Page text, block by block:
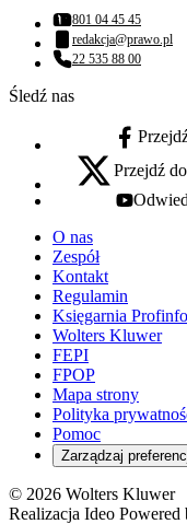
Numer telefonu:
801 04 45 45
Adres email:
redakcja@prawo.pl
Numer telefonu:
22 535 88 00
Śledź nas
facebook -
x - otwiera się w
Przejdź
youtube -
O nas
Zespół
Kontakt
Regulamin
Księgarnia
Wolters Kluwer
FEPI
FPOP
Mapa strony
Polityka
Pomoc
Zarządzaj
© 2026 Wolters Kluwer
Realizacja Ideo Powered